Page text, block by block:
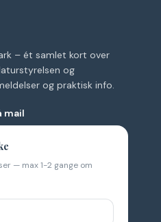
– ét samlet kort over
og
og praktisk info.
mail
— max 1-2 gange om